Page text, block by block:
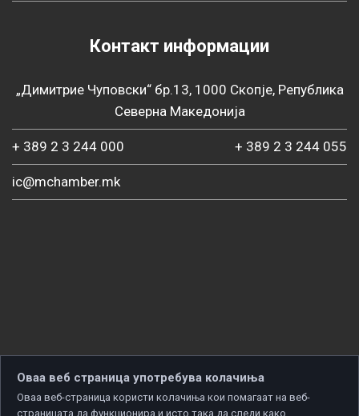
Контакт информации
„Димитрие Чуповски“ бр.13, 1000 Скопје, Република
Северна Македонија
+ 389 2 3 244 000 + 389 2 3 244 055
ic@mchamber.mk
Оваа веб страница употребува колачиња
Оваа веб-страница користи колачиња кои помагаат на веб-
страницата да функционира и исто така да следи како